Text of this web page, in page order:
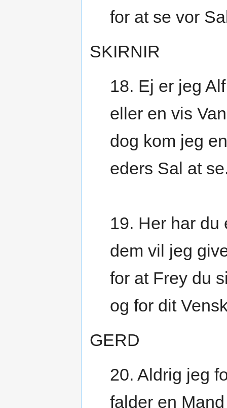
for at se vor
SKIRNIR
18. Ej er jeg
eller en vis
dog kom jeg
eders Sal at
19. Her har
dem vil jeg
for at Frey du
og for dit
GERD
20. Aldrig jeg
falder en